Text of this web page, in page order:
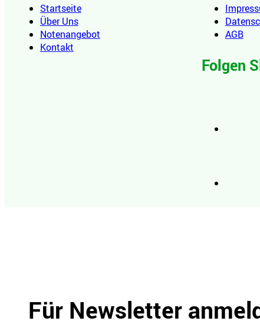
Startseite
Über Uns
Notenangebot
Kontakt
AGB
Folgen
Für Newsletter